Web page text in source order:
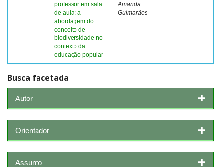
professor em sala
de aula: a
abordagem do
conceito de
biodiversidade no
contexto da
educação popular
Amanda
Guimarães
Busca facetada
Autor
Orientador
Assunto